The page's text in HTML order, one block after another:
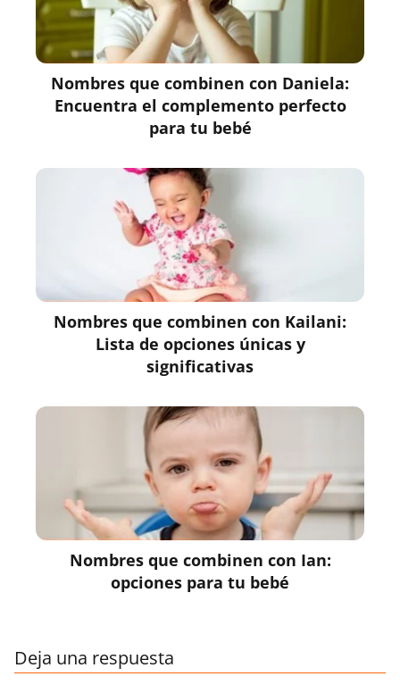
Nombres que combinen con Daniela:
Encuentra el complemento perfecto
para tu bebé
Nombres que combinen con Kailani:
Lista de opciones únicas y
significativas
Nombres que combinen con Ian:
opciones para tu bebé
Deja una respuesta